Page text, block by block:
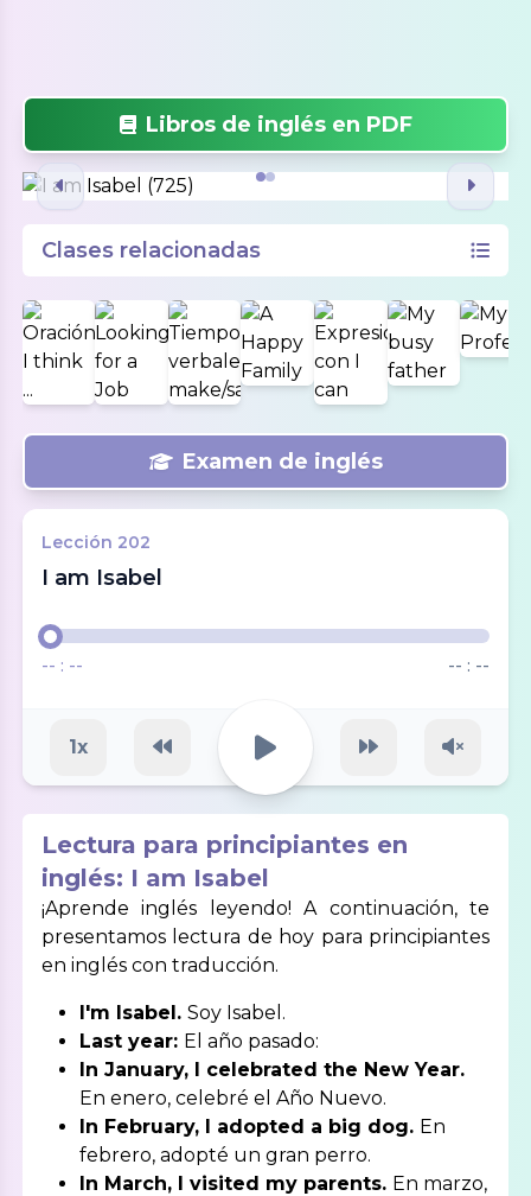
Libros de inglés en PDF
Clases relacionadas
Examen de inglés
Lección 202
I am Isabel
-- : -- -- : --
1x
Lectura para principiantes en
inglés: I am Isabel
¡Aprende inglés leyendo! A continuación, te
presentamos lectura de hoy para principiantes
en inglés con traducción.
I'm Isabel. Soy Isabel.
Last year: El año pasado:
In January, I celebrated the New Year.
En enero, celebré el Año Nuevo.
In February, I adopted a big dog. En
febrero, adopté un gran perro.
In March, I visited my parents. En marzo,